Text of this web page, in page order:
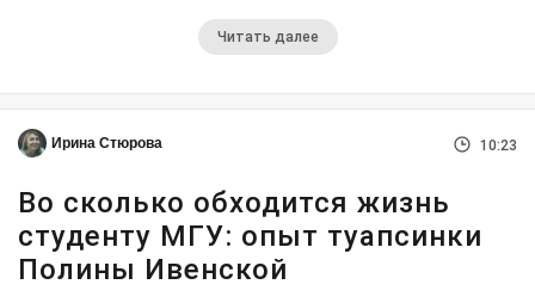
Читать далее
Ирина Стюрова 10:23
Во сколько обходится жизнь
студенту МГУ: опыт туапсинки
Полины Ивенской